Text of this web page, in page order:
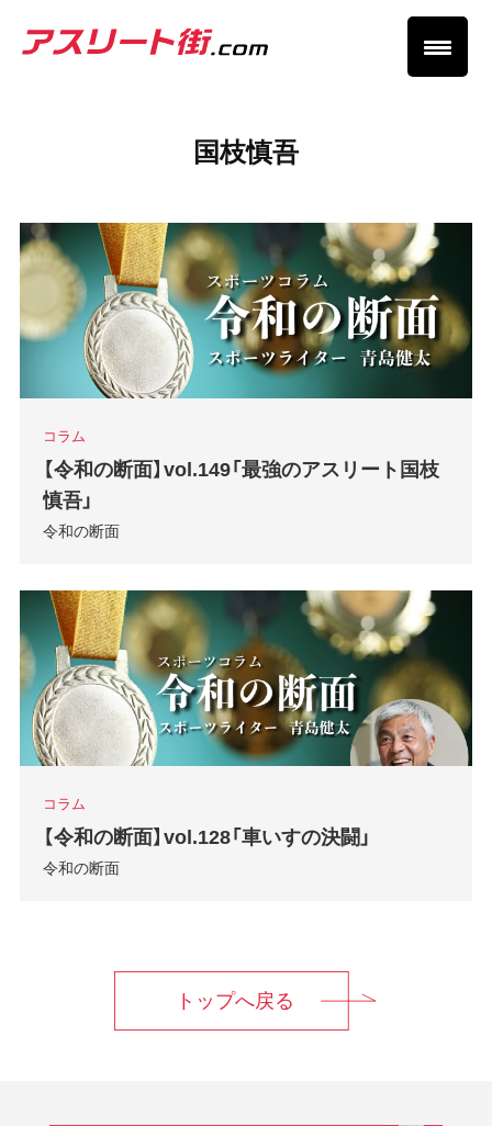
国枝慎吾
コラム
【令和の断面】vol.149「最強のアスリート国枝
慎吾」
令和の断面
コラム
【令和の断面】vol.128「車いすの決闘」
令和の断面
トップへ戻る